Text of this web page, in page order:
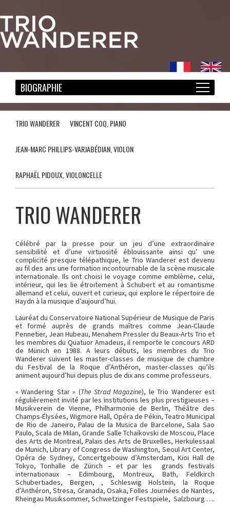
TRIO WANDERER VINCENT COQ, PIANO
JEAN-MARC PHILLIPS-VARJABÉDIAN, VIOLON
RAPHAËL PIDOUX, VIOLONCELLE
TRIO WANDERER
Célébré par la presse pour un jeu d’une extraordinaire
sensibilité et d’une virtuosité éblouissante ainsi qu’ une
complicité presque télépathique, le Trio Wanderer est devenu
au fil des ans une formation incontournable de la scène musicale
internationale. Ils ont choisi le voyage comme emblème, celui,
intérieur, qui les lie étroitement à Schubert et au romantisme
allemand et celui, ouvert et curieux, qui explore le répertoire de
Haydn à la musique d’aujourd’hui.
Lauréat du Conservatoire National Supérieur de Musique de Paris
et formé auprès de grands maîtres comme Jean-Claude
Pennetier, Jean Hubeau, Menahem Pressler du Beaux-Arts Trio et
les membres du Quatuor Amadeus, il remporte le concours ARD
de Münich en 1988. A leurs débuts, les membres du Trio
Wanderer suivent les master-classes de musique de chambre
du Festival de la Roque d’Anthéron, master-classes qu’ils
animent aujourd’hui depuis plus de dix ans comme professeurs.
« Wandering Star » (The Strad Magazine), le Trio Wanderer est
régulièrement invité par les institutions les plus prestigieuses –
Musikverein de Vienne, Philharmonie de Berlin, Théâtre des
Champs-Élysées, Wigmore Hall, Opéra de Pékin, Teatro Municipal
de Rio de Janeiro, Palau de la Musica de Barcelone, Sala Sao
Paulo, Scala de Milan, Grande Salle Tchaïkovski de Moscou, Place
des Arts de Montreal, Palais des Arts de Bruxelles, Herkulessaal
de Munich, Library of Congress de Washington, Seoul Art Center,
Opéra de Sydney, Concertgebouw d’Amsterdam, Kioi Hall de
Tokyo, Tonhalle de Zürich – et par les grands festivals
internationaux – Edimbourg, Montreux, Bath, Feldkirch
Schubertiades, Bergen, , Schleswig Holstein, la Roque
d’Anthéron, Stresa, Granada, Osaka, Folles Journées de Nantes,
Rheingau Musiksommer, Schwetzinger Festspiele, Salzbourg ….